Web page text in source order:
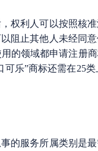
利人可以按照核准
阻止其他人未经同
的领域都申请注册
可乐”商标还需在25
服务所属类别是最